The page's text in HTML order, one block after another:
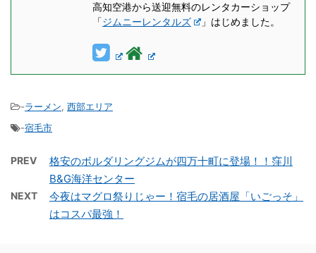
高知空港から送迎無料のレンタカーショップ
「ジムニーレンタルズ 」はじめました。
-ラーメン, 西部エリア
-宿毛市
PREV
格安のボルダリングジムが四万十町に登場！！窪川
B&G海洋センター
NEXT
今夜はマグロ祭りじゃー！宿毛の居酒屋「いごっそ」
はコスパ最強！